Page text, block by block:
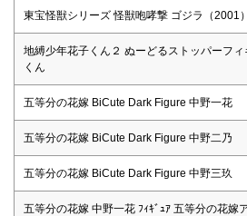
東宝怪獣シリーズ 怪獣咆哮撃 ゴジラ（2001）
地縛少年花子くん２ ぬーどるストッパーフ
くん
五等分の花嫁 BiCute Dark Figure 中野一花
五等分の花嫁 BiCute Dark Figure 中野二乃
五等分の花嫁 BiCute Dark Figure 中野三玖
五等分の花嫁 中野一花 ﾌｨｷﾞｭｱ 五等分の花嫁